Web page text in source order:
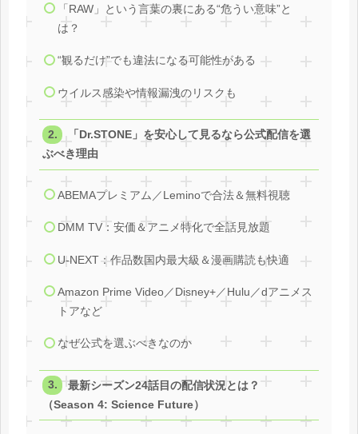
「RAW」という言葉の裏にある“危うい意味”と
は？
“観るだけ”でも違法になる可能性がある
ウイルス感染や情報漏洩のリスクも
「Dr.STONE」を安心して見るなら公式配信を選
ぶべき理由
ABEMAプレミアム／Leminoで合法＆無料視聴
DMM TV：安価＆アニメ特化で全話見放題
U‑NEXT：作品数国内最大級＆漫画購読も快適
Amazon Prime Video／Disney+／Hulu／dアニメス
トアなど
なぜ公式を選ぶべきなのか
最新シーズン24話目の配信状況とは？
（Season 4: Science Future）